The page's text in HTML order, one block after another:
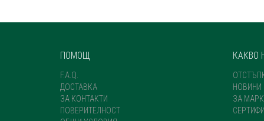
ПОМОЩ
F.A.Q.
ДОСТАВКА
ЗА КОНТАКТИ
ПОВЕРИТЕЛНОСТ
КАКВО
НОВИНИ
ЗА